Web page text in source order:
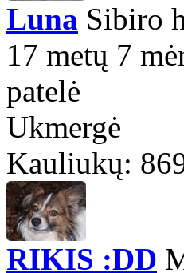
Luna Sibiro
17 metų 7
patelė
Ukmergė
Kauliukų:
RIKIS :DD